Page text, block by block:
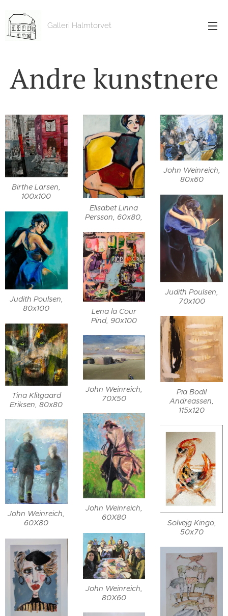
Galleri Halmtorvet
Andre kunstnere
Birthe Larsen,
100x100
Elisabet Linna
Persson, 60x80,
John Weinreich,
80x60
Judith Poulsen,
70x100
Judith Poulsen,
80x100
Lena la Cour
Pind, 90x100
Pia Bodil
Andreassen,
115x120
Tina Klitgaard
Eriksen, 80x80
John Weinreich,
70X50
John Weinreich,
60X80
John Weinreich,
60X80
Solvejg Kingo,
50x70
John Weinreich,
80X60